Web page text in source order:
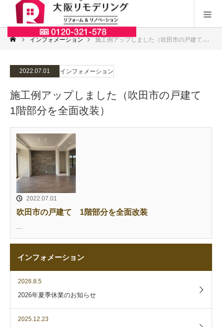
インフォメーション 施工例アップしました（吹田市の戸建て 1階部分を全面改装）
2022.07.01 インフォメーション
施工例アップしました（吹田市の戸建て
1階部分を全面改装）
2022.07.01
吹田市の戸建て 1階部分を全面改装
...
インフォメーション
2026.8.5
2026年夏季休業のお知らせ
2025.12.23